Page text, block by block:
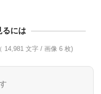
るには
14,981 文字 / 画像 6 枚)